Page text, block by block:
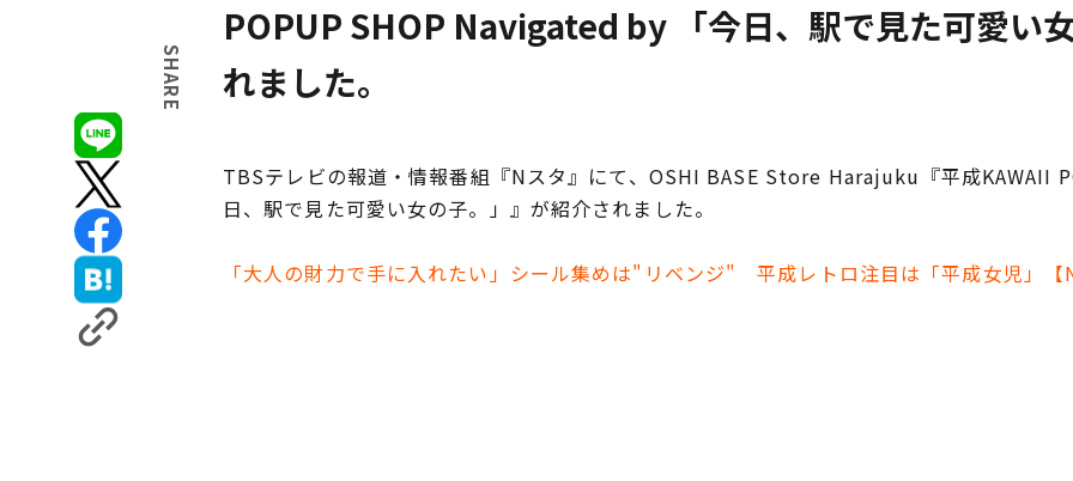
SHARE
POPUP SHOP Navigated by 「今日、駅で見た可愛い
れました。
TBSテレビの報道・情報番組『Nスタ』にて、OSHI BASE Store Harajuku『平成KAWAII
日、駅で見た可愛い女の子。」』が紹介されました。
「大人の財力で手に入れたい」シール集めは"リベンジ" 平成レトロ注目は「平成女児」【